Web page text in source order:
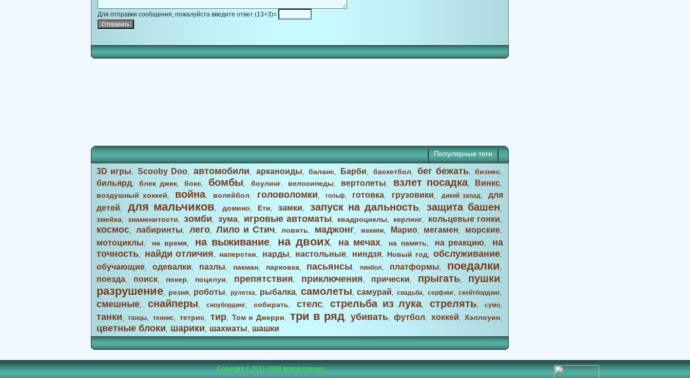
Для отправки сообщения, пожалуйста введите ответ (13+3)=
Популярные теги
3D игры,Scooby Doo,автомобили, арканоиды, баланс, Барби, баскетбол, бег бежать,бизнес,
бильярд,блек джек,бокс, бомбы, боулинг, велосипеды, вертолеты, взлет посадка, Винкс,
воздушный хоккей, война, волейбол, головоломки, гольф, готовка, грузовики,дикий запад,для
детей, для мальчиков, домино, Ети, замки, запуск на дальность, защита башен,
змейка, знаменитости,зомби, зума, игровые автоматы, квадроциклы, керлинг, кольцевые гонки,
космос, лабиринты, лего,Лило и Стич,ловить, маджонг, макияж, Марио, мегамен, морские,
мотоциклы, на время, на выживание, на двоих, на мечах, на память, на реакцию, на
точность, найди отличия, наперстки, нарды, настольные, ниндзя, Новый год, обслуживание,
обучающие, одевалки, пазлы, пакман, парковка, пасьянсы,пинбол, платформы, поедалки ,
поезда, поиск, покер, поцелуи, препятствия, приключения, прически, прыгать, пушки,
разрушение, резня, роботы, рулетка, рыбалка, самолеты,самурай, свадьба, серфинг,скейтбординг,
смешные, снайперы, сноубординг, собирать, стелс,стрельба из лука,стрелять, сумо,
танки,танцы, теннис,тетрис, тир,Том и Джерри, три в ряд, убивать,футбол, хоккей,Хэллоуин,
цветные блоки, шарики, шахматы, шашки
Copyright © 2011-2026fgame.com.ua